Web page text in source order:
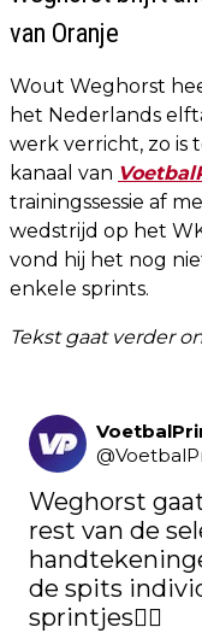
van Oranje
Wout Weghorst
het Nederlands
werk verricht, zo is
kanaal van
trainingssessie af
wedstrijd op het
vond hij het nog
enkele sprints.
Tekst gaat verder
@
Weghorst
rest van de
de spits
sprintjes🏃‍♂️